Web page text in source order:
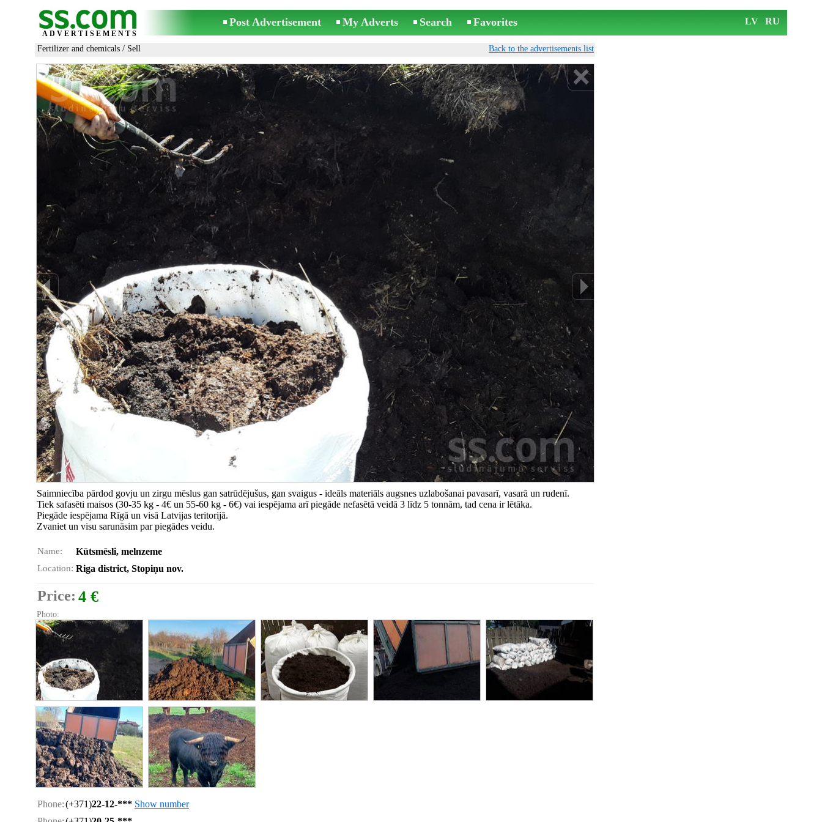
ADVERTISEMENTS
Post Advertisement My Adverts Search Favorites LV RU
Fertilizer and chemicals / Sell Back to the advertisements list
Saimniecība pārdod govju un zirgu mēslus gan satrūdējušus, gan svaigus - ideāls materiāls augsnes uzlabošanai pavasarī, vasarā un rudenī.
Tiek safasēti maisos (30-35 kg - 4€ un 55-60 kg - 6€) vai iespējama arī piegāde nefasētā veidā 3 līdz 5 tonnām, tad cena ir lētāka.
Piegāde iespējama Rīgā un visā Latvijas teritorijā.
Zvaniet un visu sarunāsim par piegādes veidu.
Name: Kūtsmēsli, melnzeme
Location: Riga district, Stopiņu nov.
Price: 4 €
Photo:
Phone:(+371)22-12-*** Show number